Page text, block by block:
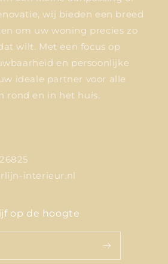
wij bieden een breed
om uw woning precies zo
wilt. Met een focus op
en persoonlijke
ideale partner voor alle
rond en in het huis.
interieur.nl
op de hoogte